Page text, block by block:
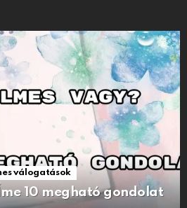
válogatások
10 megható gondolat